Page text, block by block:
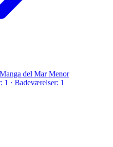
del Mar Menor
1 · Badeværelser: 1